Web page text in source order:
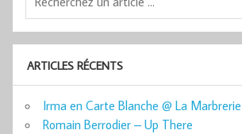
ARTICLES RÉCENTS
Irma en Carte Blanche @ La Marbrerie
Romain Berrodier – Up There